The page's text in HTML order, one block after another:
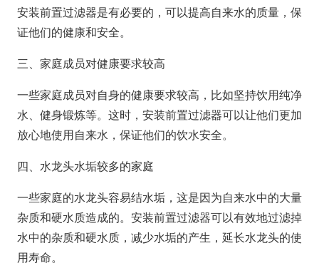
安装前置过滤器是有必要的，可以提高自来水的质量，保
证他们的健康和安全。
三、家庭成员对健康要求较高
一些家庭成员对自身的健康要求较高，比如坚持饮用纯净
水、健身锻炼等。这时，安装前置过滤器可以让他们更加
放心地使用自来水，保证他们的饮水安全。
四、水龙头水垢较多的家庭
一些家庭的水龙头容易结水垢，这是因为自来水中的大量
杂质和硬水质造成的。安装前置过滤器可以有效地过滤掉
水中的杂质和硬水质，减少水垢的产生，延长水龙头的使
用寿命。